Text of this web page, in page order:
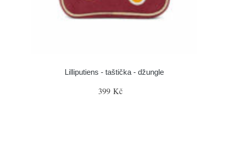
Lilliputiens - taštička - džungle
399 Kč